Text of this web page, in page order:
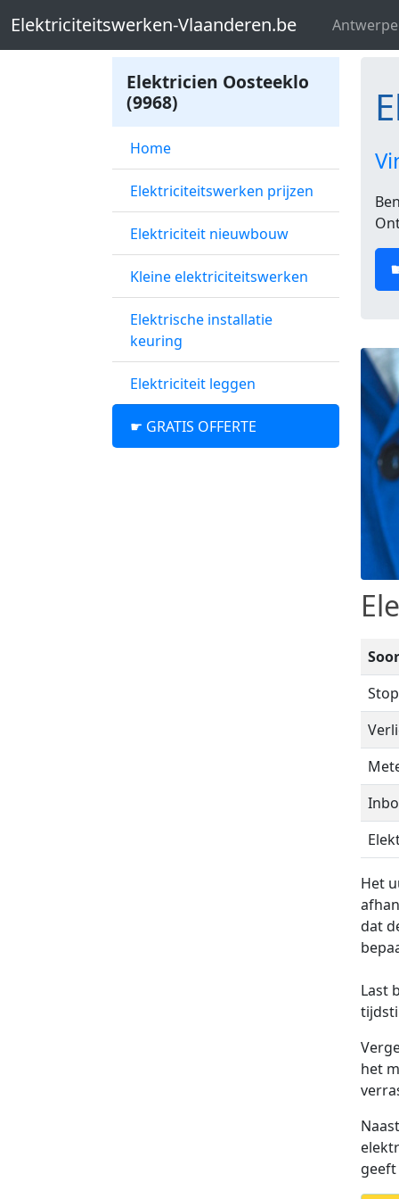
Elektriciteitswerken-Vlaanderen.be
Elektriciteitswerken-Vlaanderen.be
Elektricien Oosteeklo
(9968)
Home
Elektriciteitswerken prijzen
Elektriciteit nieuwbouw
Kleine elektriciteitswerken
Elektrische installatie
keuring
Elektriciteit leggen
☛ GRATIS OFFERTE
Het
dat
Last
het